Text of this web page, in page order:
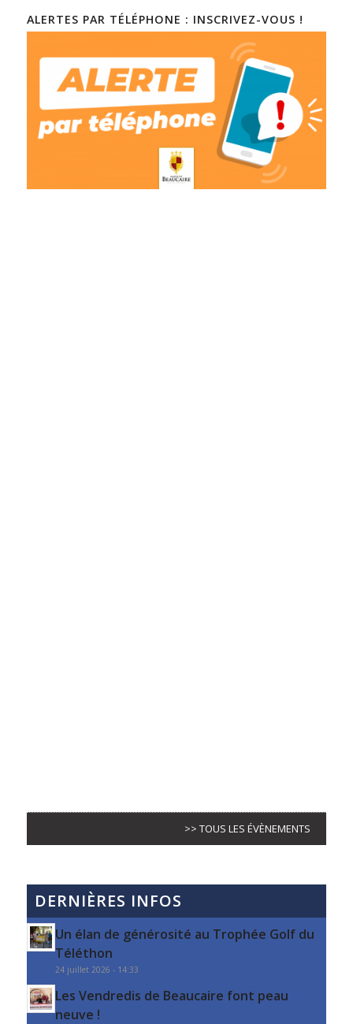
ALERTES PAR TÉLÉPHONE : INSCRIVEZ-VOUS !
>> TOUS LES ÉVÈNEMENTS
DERNIÈRES INFOS
Un élan de générosité au Trophée Golf du
Téléthon
24 juillet 2026 - 14:33
Les Vendredis de Beaucaire font peau
neuve !